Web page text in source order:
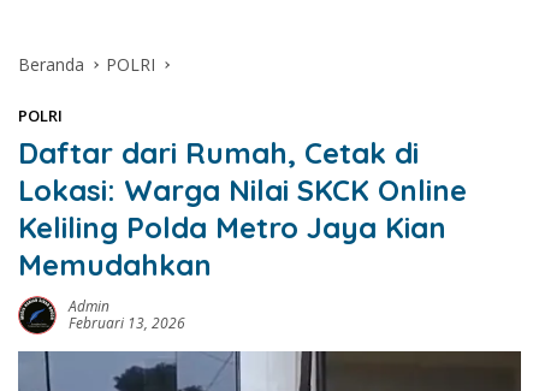
Beranda POLRI
POLRI
Daftar dari Rumah, Cetak di
Lokasi: Warga Nilai SKCK Online
Keliling Polda Metro Jaya Kian
Memudahkan
Admin
Februari 13, 2026